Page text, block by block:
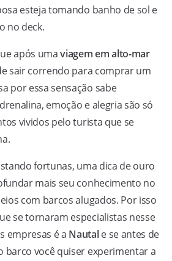
esteja tomando banho de sol e
no deck.
após umaviagem em alto-mar
sair correndo para comprar um
por essa sensação sabe
emoção e alegria são só
vividos pelo turista que se
fortunas, uma dica de ouro
mais seu conhecimento no
com barcos alugados. Por isso
se tornaram especialistas nesse
empresas é a Nautale se antes de
barco você quiser experimentar a